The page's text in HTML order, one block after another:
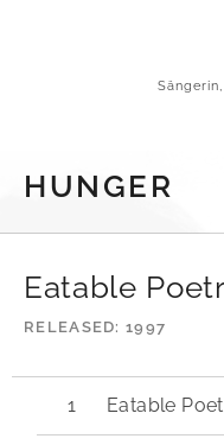
HUNGER
Eatable
RELEASED 1997
Eatable